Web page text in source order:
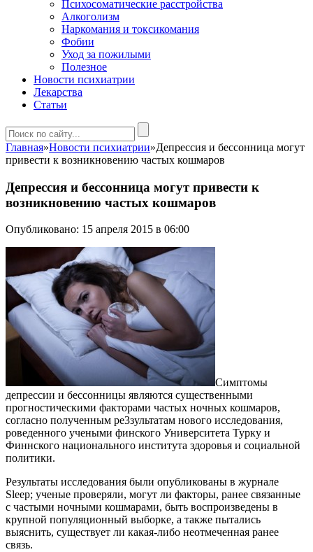
Психосоматические расстройства
Алкоголизм
Наркомания и токсикомания
Фобии
Уход за пожилыми
Полезное
Новости психиатрии
Лекарства
Статьи
Главная»Новости психиатрии»Депрессия и бессонница могут
привести к возникновению частых кошмаров
Депрессия и бессонница могут привести к
возникновению частых кошмаров
Опубликовано: 15 апреля 2015 в 06:00
Симптомы
депрессии и бессонницы являются существенными
прогностическими факторами частых ночных кошмаров,
согласно полученным ре3зультатам нового исследования,
роведенного учеными финского Университета Турку и
Финнского национального института здоровья и социальной
политики.
Результаты исследования были опубликованы в журнале
Sleep; ученые проверяли, могут ли факторы, ранее связанные
с частыми ночными кошмарами, быть воспроизведены в
крупной популяционный выборке, а также пытались
выяснить, существует ли какая-либо неотмеченная ранее
связь.